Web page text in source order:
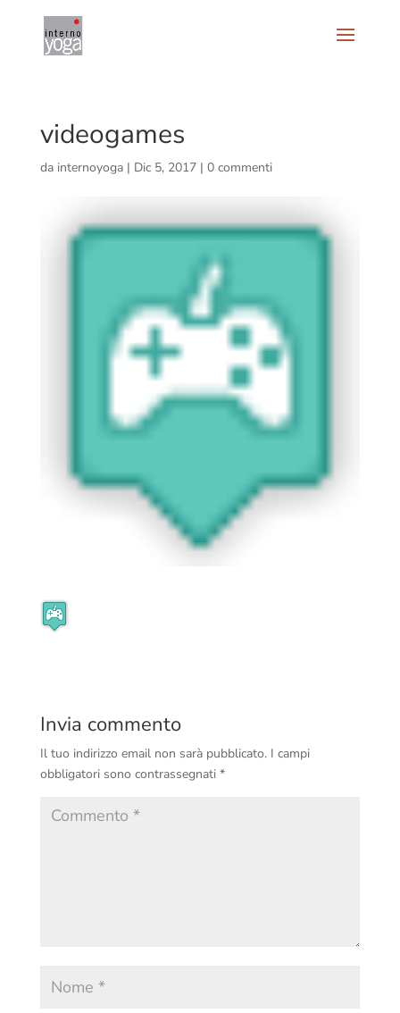
videogames
da internoyoga| Dic 5, 2017| 0 commenti
Invia commento
Il tuo indirizzo email non sarà pubblicato. I campi
obbligatori sono contrassegnati *